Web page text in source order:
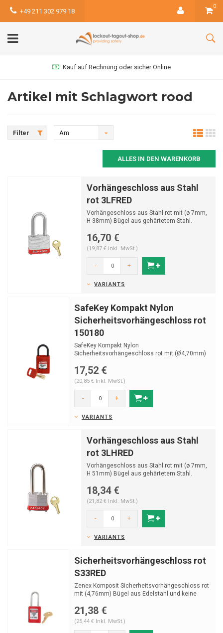
+49 211 302 979 18
0
Kauf auf Rechnung oder sicher Online
Artikel mit Schlagwort rood
Filter
Am
ALLES IN DEN WARENKORB
Vorhängeschloss aus Stahl
rot 3LFRED
Vorhängeschloss aus Stahl rot mit (ø 7mm,
H 38mm) Bügel aus gehärtetem Stahl.
16,70 €
(19,87 € Inkl. MwSt.)
- +
VARIANTS
SafeKey Kompakt Nylon
Sicherheitsvorhängeschloss rot
150180
SafeKey Kompakt Nylon
Sicherheitsvorhängeschloss rot mit (Ø4,70mm)
17,52 €
(20,85 € Inkl. MwSt.)
- +
VARIANTS
Vorhängeschloss aus Stahl
rot 3LHRED
Vorhängeschloss aus Stahl rot mit (ø 7mm,
H 51mm) Bügel aus gehärtetem Stahl.
18,34 €
(21,82 € Inkl. MwSt.)
- +
VARIANTS
Sicherheitsvorhängeschloss rot
S33RED
Zenex Komposit Sicherheitsvorhängeschloss rot
mit (4,76mm) Bügel aus Edelstahl und keine
21,38 €
(25,44 € Inkl. MwSt.)